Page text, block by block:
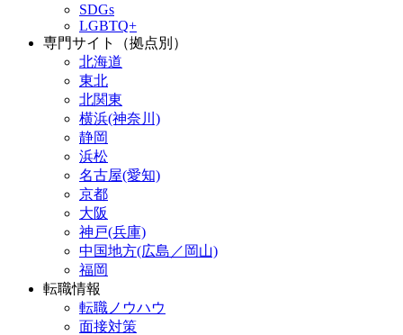
SDGs
LGBTQ+
専門サイト（拠点別）
北海道
東北
北関東
横浜(神奈川)
静岡
浜松
名古屋(愛知)
京都
大阪
神戸(兵庫)
中国地方(広島／岡山)
福岡
転職情報
転職ノウハウ
面接対策